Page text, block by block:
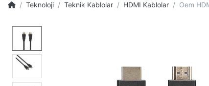
Teknoloji Teknik Kablolar HDMI Kablolar Oem